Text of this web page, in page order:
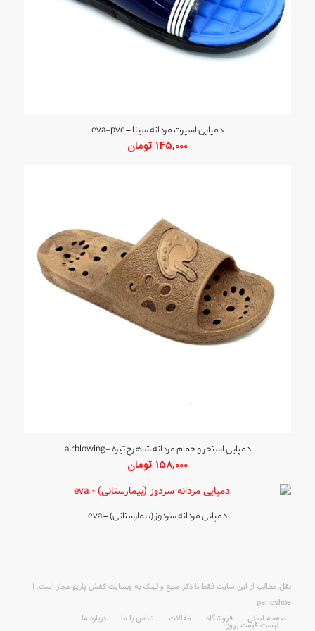
دمپایی اسپرت مردانه سینا – eva-pvc
145,000 تومان
دمپایی استخر و حمام مردانه شاهرخ تیره -airblowing
158,000 تومان
دمپایی مردانه سردوز (بیمارستانی) – eva
نقل مطالب از این سایت فقط با ذکر منبع و لینک به وبسایت کفش پاریو مجاز است. |
parioshoe
صفحه اصلی
فروشگاه مقالات تماس با ما درباره ما
لیست قیمت بروز